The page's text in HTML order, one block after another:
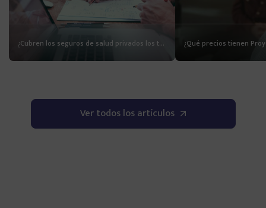
¿Cubren los seguros de salud privados los tratamientos de adicciones?
Ver todos los artículos